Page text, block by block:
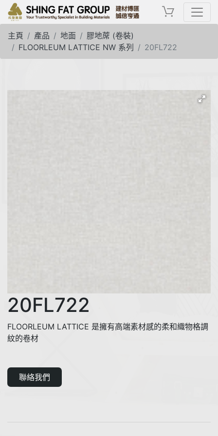
主頁 產品 地面
膠地蓆 (卷裝)
FLOORLEUM LATTICE NW 系列
20FL722
20FL722
FLOORLEUM LATTICE 是擁有高端素材感的柔和織物格調
紋的卷材
聯絡我們